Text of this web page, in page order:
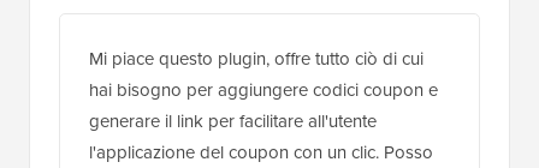
Mi piace questo plugin, offre tutto ciò di cui
hai bisogno per aggiungere codici coupon e
generare il link per facilitare all'utente
l'applicazione del coupon con un clic. Posso